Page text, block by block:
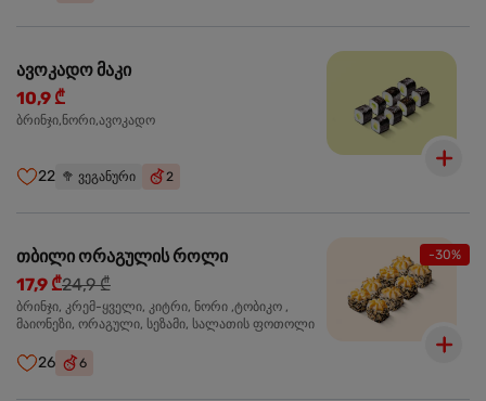
ავოკადო მაკი
10,9 ₾
ბრინჯი,ნორი,ავოკადო
22 🥦 ვეგანური 2
-30%
თბილი ორაგულის როლი
17,9 ₾24,9 ₾
ბრინჯი, კრემ-ყველი, კიტრი, ნორი ,ტობიკო ,
მაიონეზი, ორაგული, სეზამი, სალათის ფოთოლი
26 6